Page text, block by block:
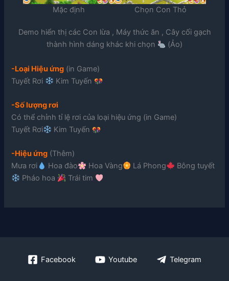
Mặc định Chọn Con Thỏ
Demo hiển thị các Con lừa , Máy thức ăn , Cây cối gạch
thành hình dáng khác khi chọn
(Ảo)
-Loại Hiệu ứng (in Game)
Tuyết Rơi
Kim Tuyến
-Số lượng rơi
Có thể chỉnh tỉ lệ rơi của loại hiệu ứng (in Game)
Tuyết Rơi
Kim Tuyến
-Hiệu ứng (Thêm)
Mưa rơi
Hoa đào Hoa Vàng Lá Phong
Bông tuyết
Pháo hoa
Trái tim
Facebook Youtube Telegram